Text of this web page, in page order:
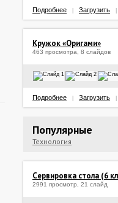
Подробнее Загрузить
Кружок «Оригами»
463 просмотра, 8 слайдов
Подробнее Загрузить
Популярные
Технология
Сервировка стола (6
2991 просмотр, 21 слайд